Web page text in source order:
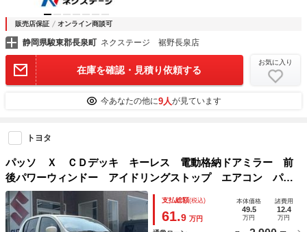
販売店保証 オンライン商談可
静岡県駿東郡長泉町 ネクステージ 裾野長泉店
在庫を確認・見積り依頼する
お気に入り
今あなたの他に9人が見ています
トヨタ
パッソ Ｘ ＣＤデッキ キーレス 電動格納ドアミラー 前
後パワーウィンドー アイドリングストップ エアコン パワ
ステ
支払総額(税込)
61.9 万円
本体価格
49.5
万円
諸費用
12.4
万円